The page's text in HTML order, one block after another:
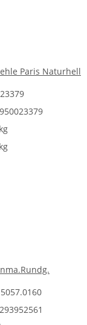
Paris Naturhell